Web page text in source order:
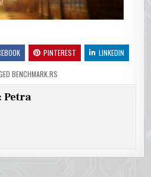
PINTEREST LINKEDIN
BENCHMARK.RS
Petra